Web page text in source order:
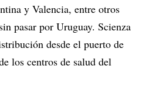
y Valencia, entre otros
pasar por Uruguay. Scienza
desde el puerto de
los centros de salud del